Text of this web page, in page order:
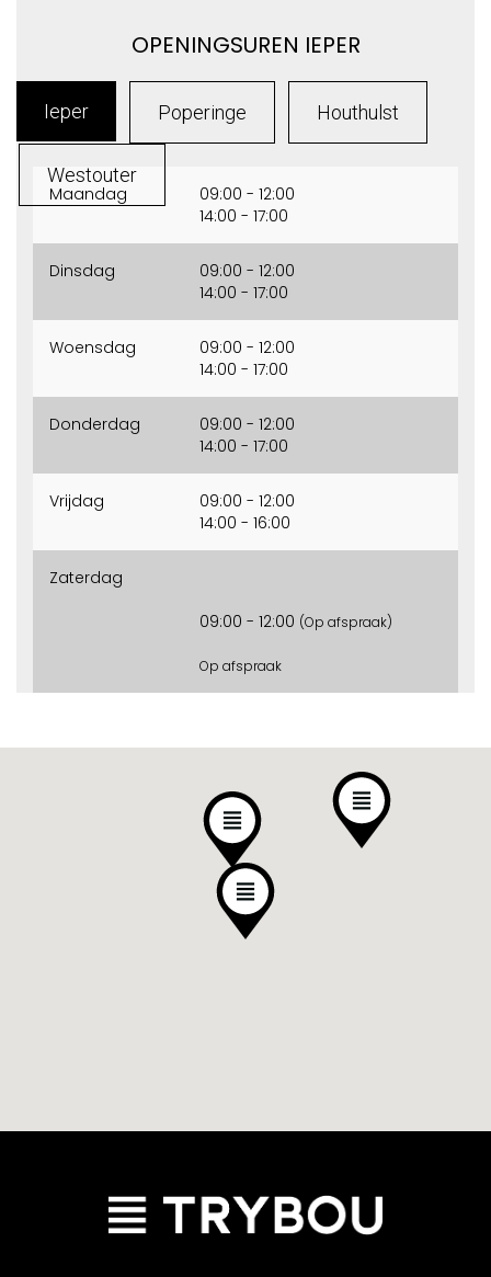
Ieper Poperinge Houthulst
Westouter
OPENINGSUREN IEPER
Maandag
09:00 - 12:00
14:00 - 17:00
Dinsdag
09:00 - 12:00
14:00 - 17:00
Woensdag
09:00 - 12:00
14:00 - 17:00
Donderdag
09:00 - 12:00
14:00 - 17:00
Vrijdag
09:00 - 12:00
14:00 - 16:00
Zaterdag
09:00 - 12:00 (Op afspraak)
Op afspraak